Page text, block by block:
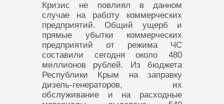
Кризис не повлиял в данном
случае на работу коммерческих
предприятий. Общий ущерб и
прямые убытки коммерческих
предприятий от режима ЧС
составили сегодня около 480
миллионов рублей. Из бюджета
Республики Крым на заправку
дизель-генераторов, их
обслуживание и на расходные